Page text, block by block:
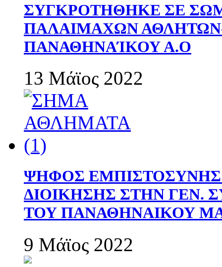
ΣΥΓΚΡΟΤΗΘΗΚΕ ΣΕ
ΠΑΛΑΙΜΑΧΩΝ
ΠΑΝΑΘΗΝΑΊΚΟΥ Α.Ο
13 Μάϊος 2022
ΨΗΦΟΣ
ΔΙΟΙΚΗΣΗΣ ΣΤΗΝ ΓΕΝ.
ΤΟΥ ΠΑΝΑΘΗΝΑΙΚΟΥ
9 Μάϊος 2022